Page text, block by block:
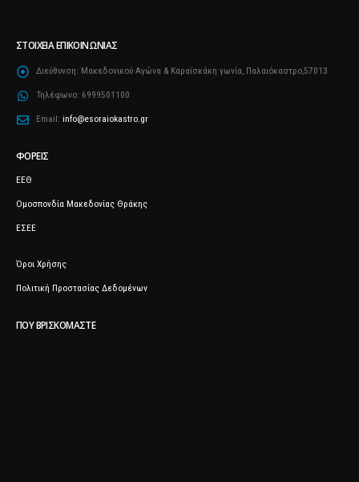
ΣΤΟΙΧΕΊΑ ΕΠΙΚΟΙΝΩΝΊΑΣ
Διεύθυνση: Μακεδονικού Αγώνα & Καραΐσκάκη γωνία, Παλαιόκαστρο,57013
Τηλέφωνο: 6999501100
Email: info@esoraiokastro.gr
ΦΟΡΕΊΣ
ΕΕΘ
Ομοσπονδία Μακεδονίας Θράκης
ΕΣΕΕ
Όροι Χρήσης
Πολιτική Προστασίας Δεδομένων
ΠΟΥ ΒΡΙΣΚΌΜΑΣΤΕ